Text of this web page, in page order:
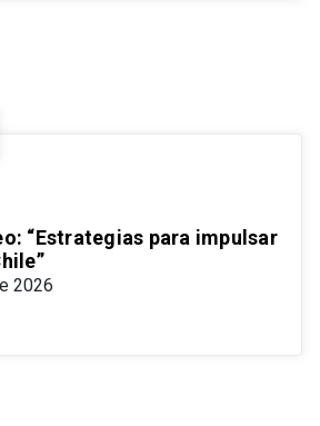
“Estrategias para impulsar
2026